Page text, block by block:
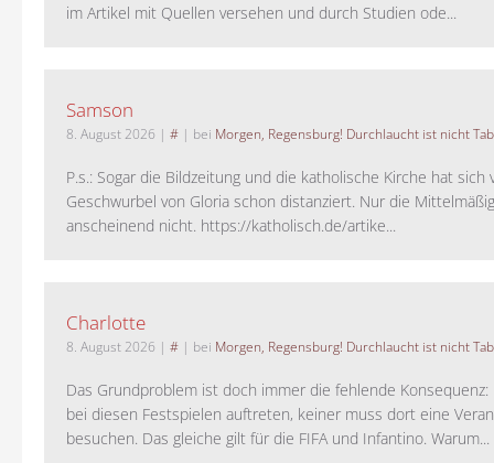
im Artikel mit Quellen versehen und durch Studien ode...
Samson
8. August 2026 | # | bei Morgen, Regensburg! Durchlaucht ist nicht
P.s.: Sogar die Bildzeitung und die katholische Kirche hat sich
Geschwurbel von Gloria schon distanziert. Nur die
anscheinend nicht. https://katholisch.de/artike...
Charlotte
8. August 2026 | # | bei Morgen, Regensburg! Durchlaucht ist nicht
Das Grundproblem ist doch immer die fehlende
bei diesen Festspielen auftreten, keiner muss dort eine
besuchen. Das gleiche gilt für die FIFA und Infantino. Warum...